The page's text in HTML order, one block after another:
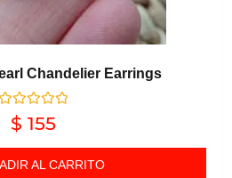
Chandelier Earrings
Valorado en
$ 155
AL CARRITO